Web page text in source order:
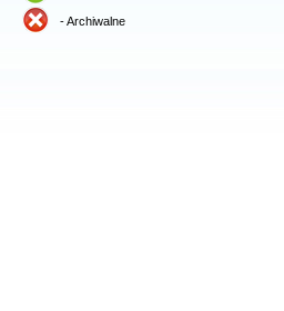
- Archiwalne